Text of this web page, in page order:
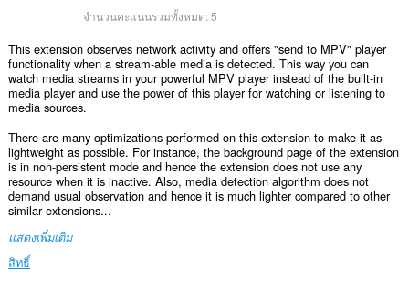
จำนวนคะแนนรวมทั้งหมด:5
This extension observes network activity and offers "send to MPV" player
functionality when a stream-able media is detected. This way you can
watch media streams in your powerful MPV player instead of the built-in
media player and use the power of this player for watching or listening to
media sources.
There are many optimizations performed on this extension to make it as
lightweight as possible. For instance, the background page of the extension
is in non-persistent mode and hence the extension does not use any
resource when it is inactive. Also, media detection algorithm does not
demand usual observation and hence it is much lighter compared to other
similar extensions...
แสดงเพิ่มเติม
สิทธิ์